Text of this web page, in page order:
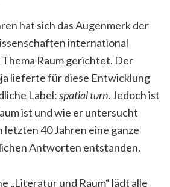
hat sich das Augenmerk der
international
Raum gerichtet. Der
lieferte für diese Entwicklung
Label:spatial turn. Jedoch ist
ist und wie er untersucht
letzten 40 Jahren eine ganze
Antworten entstanden.
„Literatur und Raum“ lädt alle